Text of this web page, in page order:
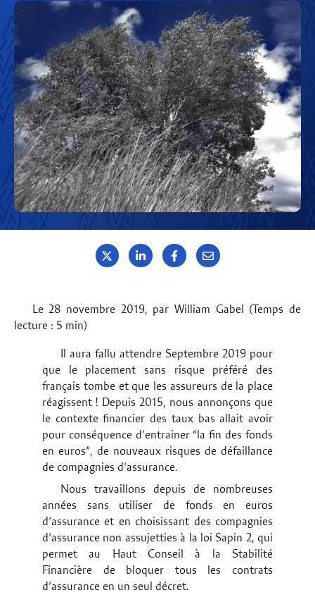
Le28 novembre 2019, par William Gabel (Temps de
lecture : 5 min)
Il aura fallu attendre Septembre 2019 pour
que le placement sans risque préféré des
français tombe et que les assureurs de la place
réagissent ! Depuis 2015, nous annonçons que
le contexte financier des taux bas allait avoir
pour conséquence d’entrainer “la fin des fonds
en euros”, de nouveaux risques de défaillance
de compagnies d’assurance.
Nous travaillons depuis de nombreuses
années sans utiliser de fonds en euros
d’assurance et en choisissant des compagnies
d’assurance non assujetties à la loi Sapin 2, qui
permet au Haut Conseil à la Stabilité
Financière de bloquer tous les contrats
d’assurance en un seul décret.